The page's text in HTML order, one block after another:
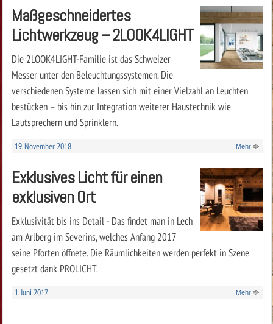
Maßgeschneidertes
Lichtwerkzeug – 2LOOK4LIGHT
Die 2LOOK4LIGHT-Familie ist das Schweizer
Messer unter den Beleuchtungssystemen. Die
verschiedenen Systeme lassen sich mit einer Vielzahl an Leuchten
bestücken – bis hin zur Integration weiterer Haustechnik wie
Lautsprechern und Sprinklern.
19. November 2018 Mehr
Exklusives Licht für einen
exklusiven Ort
Exklusivität bis ins Detail - Das findet man in Lech
am Arlberg im Severins, welches Anfang 2017
seine Pforten öffnete. Die Räumlichkeiten werden perfekt in Szene
gesetzt dank PROLICHT.
1. Juni 2017 Mehr